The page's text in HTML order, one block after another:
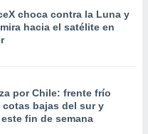
choca contra la Luna y
hacia el satélite en
por Chile: frente frío
cotas bajas del sur y
fin de semana